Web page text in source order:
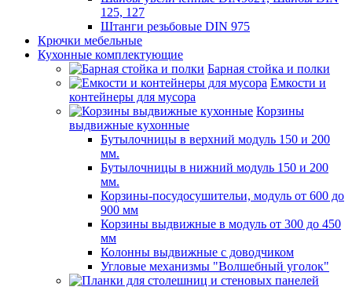
125, 127
Штанги резьбовые DIN 975
Крючки мебельные
Кухонные комплектующие
Барная стойка и полки
Емкости и
контейнеры для мусора
Корзины
выдвижные кухонные
Бутылочницы в верхний модуль 150 и 200
мм.
Бутылочницы в нижний модуль 150 и 200
мм.
Корзины-посудосушительи, модуль от 600 до
900 мм
Корзины выдвижные в модуль от 300 до 450
мм
Колонны выдвижные с доводчиком
Угловые механизмы "Волшебный уголок"